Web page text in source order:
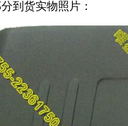
到货实物照片：